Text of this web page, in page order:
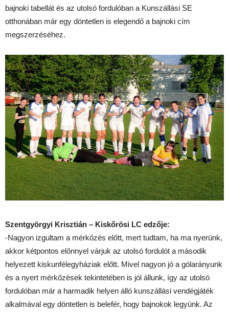
bajnoki tabellát és az utolsó fordulóban a Kunszállási SE
otthonában már egy döntetlen is elegendő a bajnoki cím
megszerzéséhez.
Szentgyörgyi Krisztián – Kiskőrösi LC edzője:
-Nagyon izgultam a mérkőzés előtt, mert tudtam, ha ma nyerünk,
akkor kétpontos előnnyel várjuk az utolsó fordulót a második
helyezett kiskunfélegyháziak előtt. Mivel nagyon jó a gólarányunk
és a nyert mérkőzések tekintetében is jól állunk, így az utolsó
fordulóban már a harmadik helyen álló kunszállási vendégjáték
alkalmával egy döntetlen is belefér, hogy bajnokok legyünk. Az